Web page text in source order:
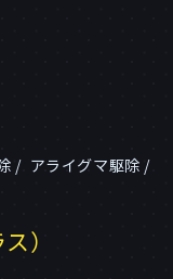
アライグマ駆除
）